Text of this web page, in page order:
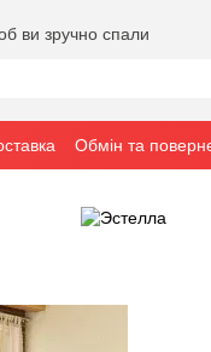
ви зручно спали
Обмін та